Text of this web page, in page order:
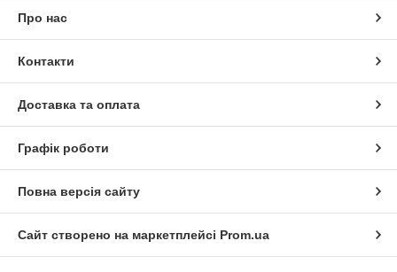
Про нас
Контакти
Доставка та оплата
Графік роботи
Повна версія сайту
Сайт створено на маркетплейсі Prom.ua